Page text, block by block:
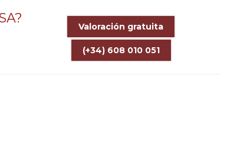
Valoración gratuita
(+34) 608 010 051